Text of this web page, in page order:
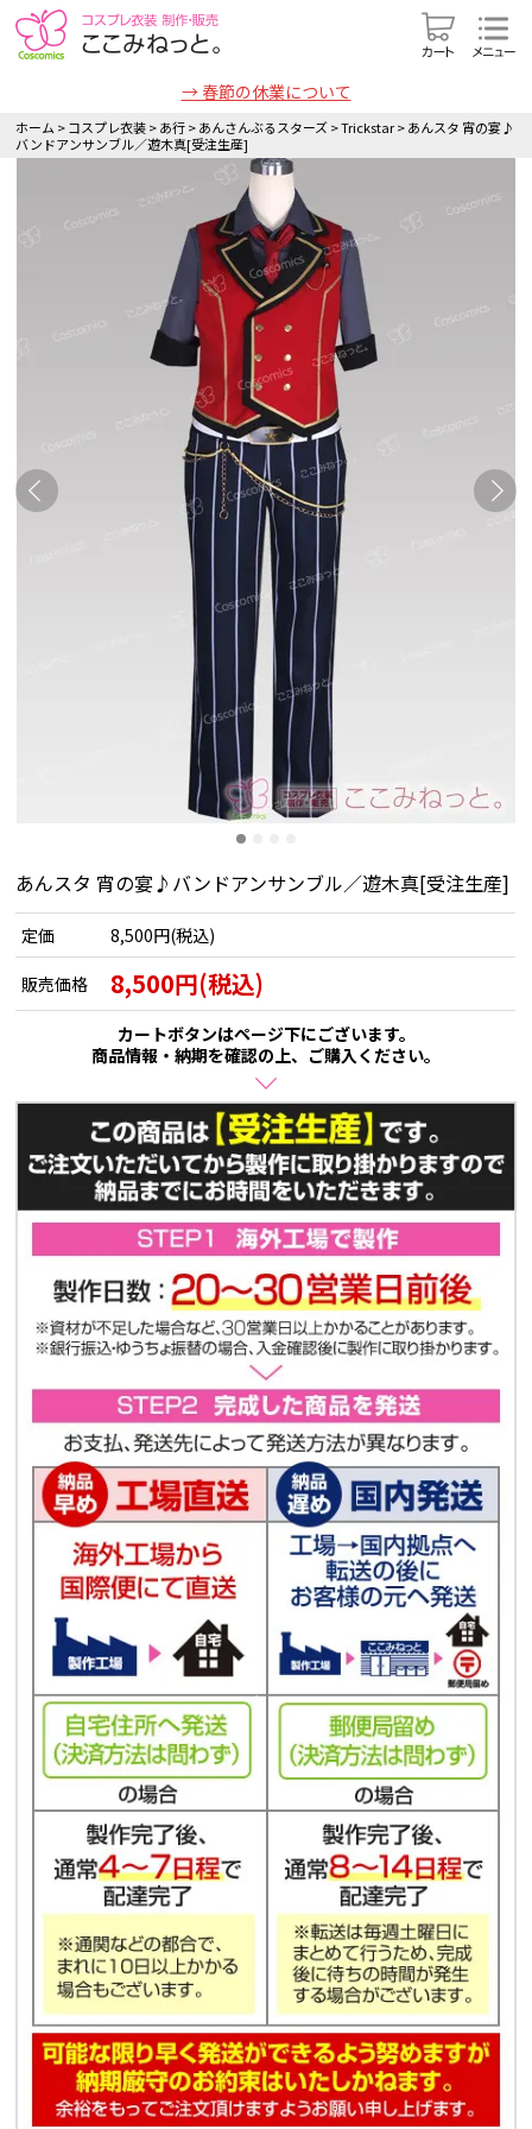
→ 春節の休業について
ホーム >コスプレ衣装>あ行>あんさんぶるスターズ>Trickstar>あんスタ 宵の宴♪
バンドアンサンブル／遊木真[受注生産]
あんスタ 宵の宴♪バンドアンサンブル／遊木真[受注生産]
定価 8,500円(税込)
販売価格 8,500円(税込)
カートボタンはページ下にございます。
商品情報・納期を確認の上、ご購入ください。